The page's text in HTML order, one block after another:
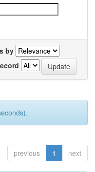
by
previous 1 next